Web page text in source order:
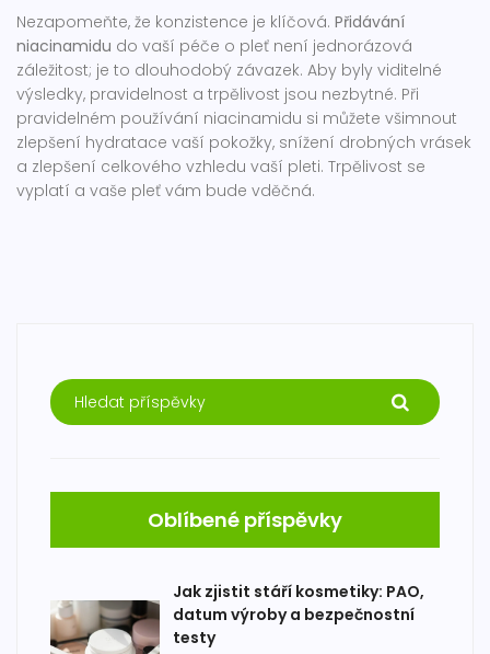
Nezapomeňte, že konzistence je klíčová. Přidávání
niacinamidu do vaší péče o pleť není jednorázová
záležitost; je to dlouhodobý závazek. Aby byly viditelné
výsledky, pravidelnost a trpělivost jsou nezbytné. Při
pravidelném používání niacinamidu si můžete všimnout
zlepšení hydratace vaší pokožky, snížení drobných vrásek
a zlepšení celkového vzhledu vaší pleti. Trpělivost se
vyplatí a vaše pleť vám bude vděčná.
Oblíbené příspěvky
Jak zjistit stáří kosmetiky: PAO,
datum výroby a bezpečnostní
testy